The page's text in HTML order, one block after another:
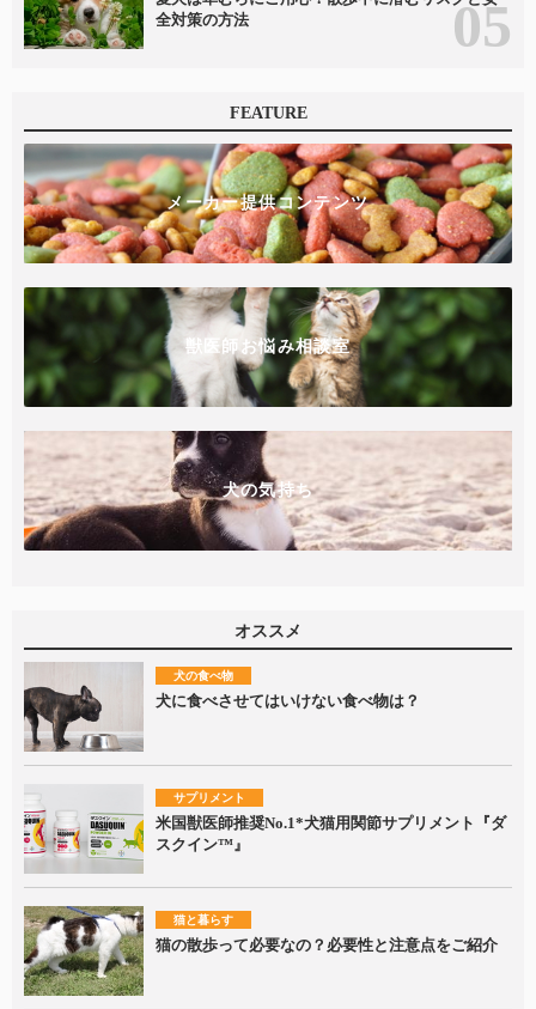
全対策の方法
FEATURE
メーカー提供コンテンツ
獣医師お悩み相談室
犬の気持ち
オススメ
犬の食べ物
犬に食べさせてはいけない食べ物は？
サプリメント
米国獣医師推奨No.1*犬猫用関節サプリメント『ダ
スクイン™』
猫と暮らす
猫の散歩って必要なの？必要性と注意点をご紹介